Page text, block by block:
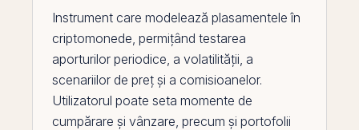
Instrument care modelează plasamentele în
criptomonede, permițând testarea
aporturilor periodice, a volatilității, a
scenariilor de preț și a comisioanelor.
Utilizatorul poate seta momente de
cumpărare și vânzare, precum și portofolii